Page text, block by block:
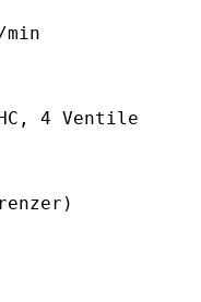
min
4 Ventile